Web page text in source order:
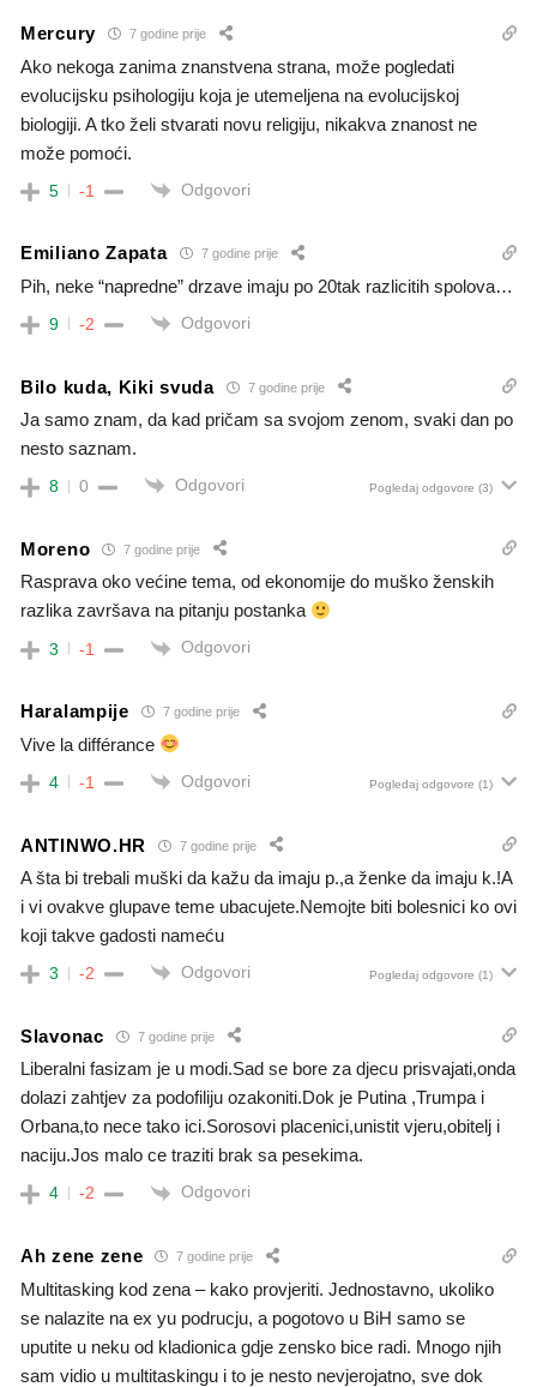
Mercury 7 godine prije
Ako nekoga zanima znanstvena strana, može pogledati
evolucijsku psihologiju koja je utemeljena na evolucijskoj
biologiji. A tko želi stvarati novu religiju, nikakva znanost ne
može pomoći.
5 -1 Odgovori
Emiliano Zapata 7 godine prije
Pih, neke “napredne” drzave imaju po 20tak razlicitih spolova…
9 -2 Odgovori
Bilo kuda, Kiki svuda 7 godine prije
Ja samo znam, da kad pričam sa svojom zenom, svaki dan po
nesto saznam.
8 0 Odgovori Pogledaj odgovore (3)
Moreno 7 godine prije
Rasprava oko većine tema, od ekonomije do muško ženskih
razlika završava na pitanju postanka
3 -1 Odgovori
Haralampije 7 godine prije
Vive la différance
4 -1 Odgovori Pogledaj odgovore (1)
ANTINWO.HR 7 godine prije
A šta bi trebali muški da kažu da imaju p.,a ženke da imaju k.!A
i vi ovakve glupave teme ubacujete.Nemojte biti bolesnici ko ovi
koji takve gadosti nameću
3 -2 Odgovori Pogledaj odgovore (1)
Slavonac 7 godine prije
Liberalni fasizam je u modi.Sad se bore za djecu prisvajati,onda
dolazi zahtjev za podofiliju ozakoniti.Dok je Putina ,Trumpa i
Orbana,to nece tako ici.Sorosovi placenici,unistit vjeru,obitelj i
naciju.Jos malo ce traziti brak sa pesekima.
4 -2 Odgovori
Ah zene zene 7 godine prije
Multitasking kod zena – kako provjeriti. Jednostavno, ukoliko
se nalazite na ex yu podrucju, a pogotovo u BiH samo se
uputite u neku od kladionica gdje zensko bice radi. Mnogo njih
sam vidio u multitaskingu i to je nesto nevjerojatno, sve dok